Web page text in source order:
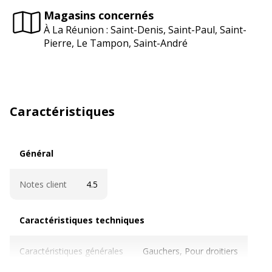
Magasins concernés
À La Réunion : Saint-Denis, Saint-Paul, Saint-
Pierre, Le Tampon, Saint-André
Caractéristiques
Général
Notes client 4.5
Caractéristiques techniques
Caractéristiques générales Gauchers, Pour droitiers